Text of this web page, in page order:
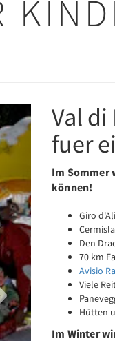
Next
Val
fuer
Im Sommer
können!
Giro
Den
70 km
Avisio
Viele
Hütten
Im Winter